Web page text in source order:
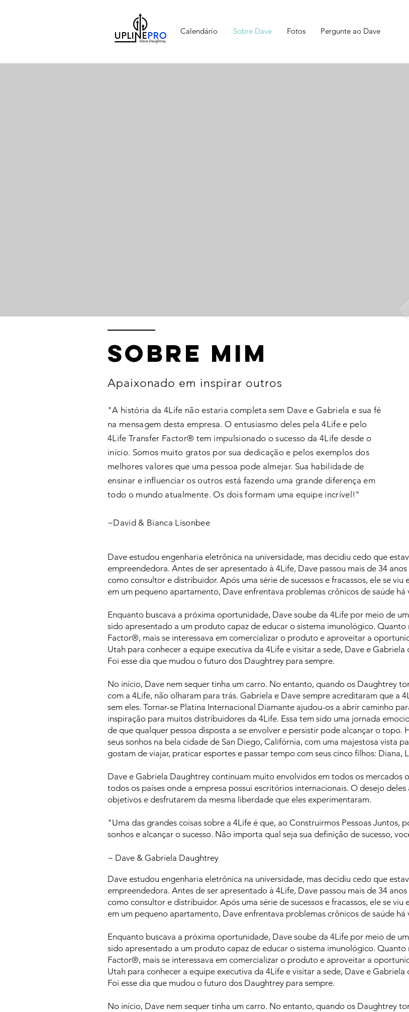
Calendário Sobre Dave Fotos Pergunte ao Dave
sOBRE mim
Apaixonado em inspirar outros
"A história da 4Life não estaria completa sem Dave e Gabriela e sua fé
na mensagem desta empresa. O entusiasmo deles pela 4Life e pelo
4Life Transfer Factor® tem impulsionado o sucesso da 4Life desde o
início. Somos muito gratos por sua dedicação e pelos exemplos dos
melhores valores que uma pessoa pode almejar. Sua habilidade de
ensinar e influenciar os outros está fazendo uma grande diferença em
todo o mundo atualmente. Os dois formam uma equipe incrível!"
~David & Bianca Lisonbee
Dave estudou engenharia eletrônica na universidade, mas decidiu cedo que
empreendedora. Antes de ser apresentado à 4Life, Dave passou mais de 34
como consultor e distribuidor. Após uma série de sucessos e fracassos, ele se
em um pequeno apartamento, Dave enfrentava problemas crônicos de saúde há
Enquanto buscava a próxima oportunidade, Dave soube da 4Life por meio de
sido apresentado a um produto capaz de educar o sistema imunológico. Quanto
Factor®, mais se interessava em comercializar o produto e aproveitar a
Utah para conhecer a equipe executiva da 4Life e visitar a sede, Dave e
Foi esse dia que mudou o futuro dos Daughtrey para sempre.
No início, Dave nem sequer tinha um carro. No entanto, quando os Daughtrey
com a 4Life, não olharam para trás. Gabriela e Dave sempre acreditaram que a
sem eles. Tornar-se Platina Internacional Diamante ajudou-os a abrir caminho
inspiração para muitos distribuidores da 4Life. Essa tem sido uma jornada
de que qualquer pessoa disposta a se envolver e persistir pode alcançar o topo.
seus sonhos na bela cidade de San Diego, Califórnia, com uma majestosa vista
gostam de viajar, praticar esportes e passar tempo com seus cinco filhos: Diana,
Dave e Gabriela Daughtrey continuam muito envolvidos em todos os mercados
todos os países onde a empresa possui escritórios internacionais. O desejo
objetivos e desfrutarem da mesma liberdade que eles experimentaram.
"Uma das grandes coisas sobre a 4Life é que, ao Construirmos Pessoas Juntos,
sonhos e alcançar o sucesso. Não importa qual seja sua definição de sucesso,
~ Dave & Gabriela Daughtrey
Dave estudou engenharia eletrônica na universidade, mas decidiu cedo que
empreendedora. Antes de ser apresentado à 4Life, Dave passou mais de 34
como consultor e distribuidor. Após uma série de sucessos e fracassos, ele se
em um pequeno apartamento, Dave enfrentava problemas crônicos de saúde há
Enquanto buscava a próxima oportunidade, Dave soube da 4Life por meio de
sido apresentado a um produto capaz de educar o sistema imunológico. Quanto
Factor®, mais se interessava em comercializar o produto e aproveitar a
Utah para conhecer a equipe executiva da 4Life e visitar a sede, Dave e
Foi esse dia que mudou o futuro dos Daughtrey para sempre.
No início, Dave nem sequer tinha um carro. No entanto, quando os Daughtrey